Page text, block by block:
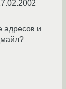
адресов и